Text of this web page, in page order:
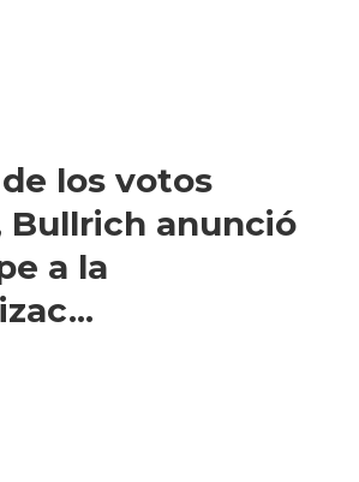
los votos
Bullrich anunció
a la